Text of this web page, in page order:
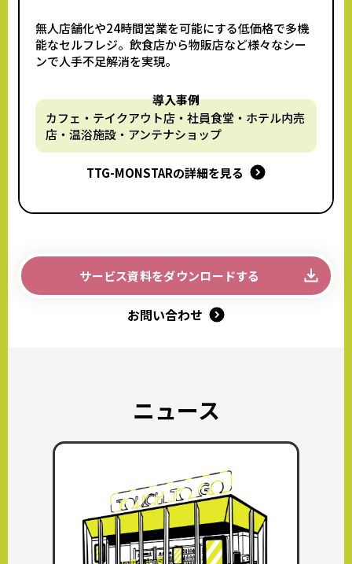
無人店舗化や24時間営業を可能にする低価格で多機
能なセルフレジ。飲食店から物販店など様々なシー
ンで人手不足解消を実現。
導入事例
カフェ・テイクアウト店・社員食堂・ ホテル内売
店・温浴施設・アンテナショップ
TTG-MONSTARの詳細を見る
サービス資料をダウンロードする
お問い合わせ
ニュース